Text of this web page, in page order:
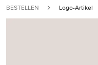
BESTELLEN Logo-Artikel